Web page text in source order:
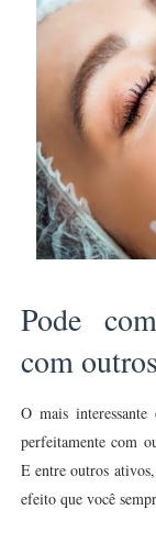
Pode
com
O mais
perfeitamente com
E entre outros
efeito que você